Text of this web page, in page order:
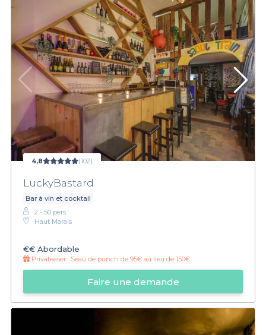
4,8 (102)
LuckyBastard
Bar à vin et cocktail
2 - 50 pers.
Haut Marais
€€ Abordable
Privateaser : Seau de punch de 95€ au lieu de 150€
Faire une demande